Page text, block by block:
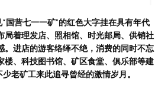
“国营七一一矿”的红色大字挂在具有年代
局着理发店、照相馆、时光邮局、供销社
。进店的游客络绎不绝，消费的同时不忘
楼、科技图书馆、矿区食堂、俱乐部等建
少老矿工来此追寻曾经的激情岁月。